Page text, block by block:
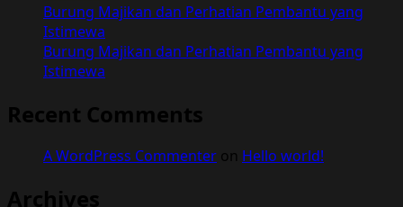
Burung Majikan dan Perhatian Pembantu yang
Istimewa
Burung Majikan dan Perhatian Pembantu yang
Istimewa
Recent Comments
A WordPress Commenter on Hello world!
Archives